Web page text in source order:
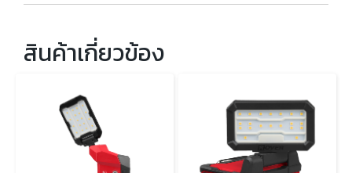
สินค้าเกี่ยวข้อง